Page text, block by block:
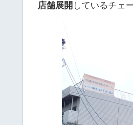
店舗展開 しているチェ